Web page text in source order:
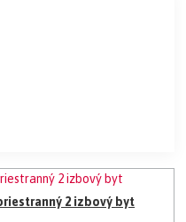
2 izbový byt